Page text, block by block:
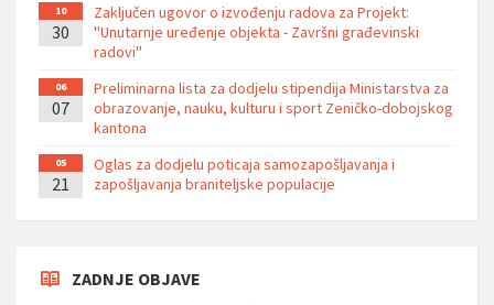
10
30
Zaključen ugovor o izvođenju radova za Projekt:
''Unutarnje uređenje objekta - Završni građevinski
radovi''
06
07
Preliminarna lista za dodjelu stipendija Ministarstva za
obrazovanje, nauku, kulturu i sport Zeničko-dobojskog
kantona
05
21
Oglas za dodjelu poticaja samozapošljavanja i
zapošljavanja braniteljske populacije
ZADNJE OBJAVE